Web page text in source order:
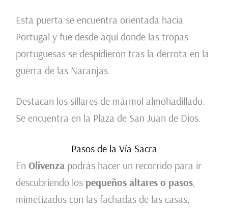
Esta puerta se encuentra orientada hacia
Portugal y fue desde aquí donde las tropas
portuguesas se despidieron tras la derrota en la
guerra de las Naranjas.
Destacan los sillares de mármol almohadillado.
Se encuentra en la Plaza de San Juan de Dios.
Pasos de la Vía Sacra
En Olivenzapodrás hacer un recorrido para ir
descubriendo los pequeños altares o pasos,
mimetizados con las fachadas de las casas,